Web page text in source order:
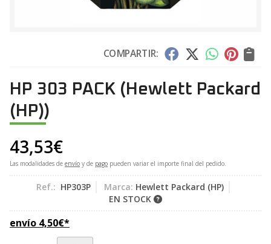
COMPARTIR:
HP 303 PACK (Hewlett Packard
(HP))
43,53€
Las modalidades de envío y de pago pueden variar el importe final del pedido.
Ref.: HP303P Marca: Hewlett Packard (HP)
EN STOCK
envío 4,50€*